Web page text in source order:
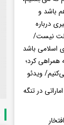
باشد و
درباره
نیست/
اسلامی باشد
همراهی کرد؛
ویدئو
در تنگه